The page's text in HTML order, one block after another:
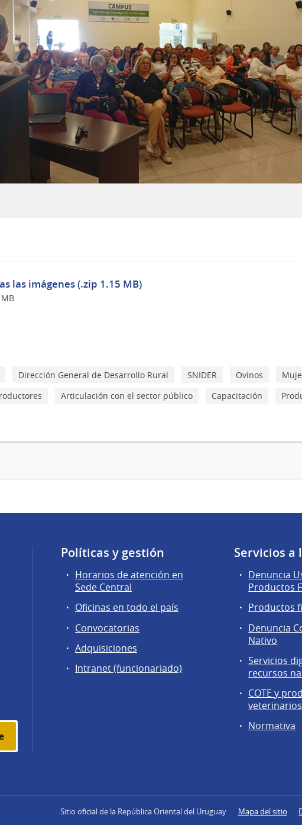
las imágenes (.zip 1.15 MB)
Dirección General de Desarrollo Rural SNIDER Ovinos
Articulación con el sector público Capacitación
Políticas y gestión
Horarios de atención en
Sede Central
Oficinas en todo el país
Convocatorias
Adquisiciones
Intranet (funcionariado)
Servicios a
Denuncia
Productos
Productos
Denuncia
Nativo
Servicios
recursos
COTE y
veterinarios
Normativa
Sitio oficial de la República Oriental del Uruguay Mapa del sitio